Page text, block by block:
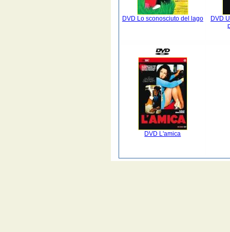
DVD Lo sconosciuto del lago
DVD
DVD L'amica